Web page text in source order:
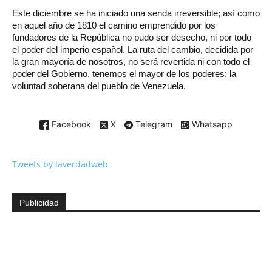
Este diciembre se ha iniciado una senda irreversible; así como
en aquel año de 1810 el camino emprendido por los
fundadores de la República no pudo ser desecho, ni por todo
el poder del imperio español. La ruta del cambio, decidida por
la gran mayoría de nosotros, no será revertida ni con todo el
poder del Gobierno, tenemos el mayor de los poderes: la
voluntad soberana del pueblo de Venezuela.
Facebook X Telegram Whatsapp
Tweets by laverdadweb
Publicidad